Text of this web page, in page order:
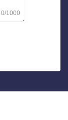
0/1000